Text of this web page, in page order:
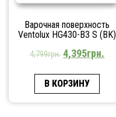
Варочная поверхность
Ventolux HG430-B3 S (BK)
4,799грн. 4,395грн.
В КОРЗИНУ